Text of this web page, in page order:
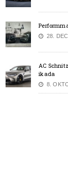
28.
AC
ikada
8.